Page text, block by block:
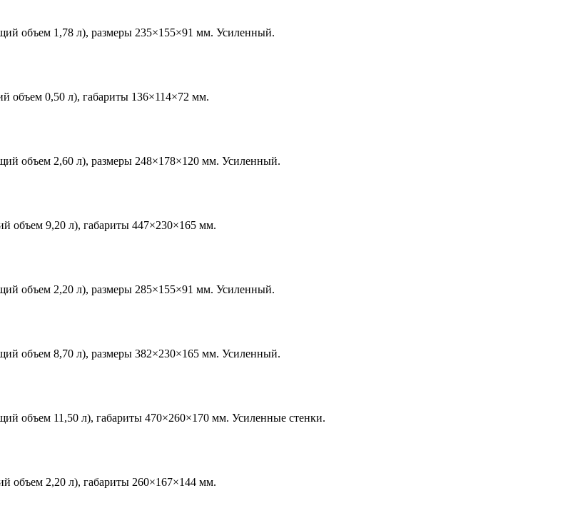
объем 1,78 л), размеры 235×155×91 мм. Усиленный.
объем 0,50 л), габариты 136×114×72 мм.
объем 2,60 л), размеры 248×178×120 мм. Усиленный.
объем 9,20 л), габариты 447×230×165 мм.
объем 2,20 л), размеры 285×155×91 мм. Усиленный.
объем 8,70 л), размеры 382×230×165 мм. Усиленный.
объем 11,50 л), габариты 470×260×170 мм. Усиленные стенки.
объем 2,20 л), габариты 260×167×144 мм.